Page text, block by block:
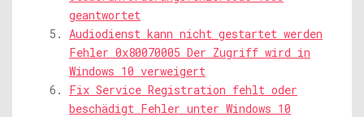
geantwortet
Audiodienst kann nicht gestartet werden
Fehler 0x80070005 Der Zugriff wird in
Windows 10 verweigert
Fix Service Registration fehlt oder
beschädigt Fehler unter Windows 10